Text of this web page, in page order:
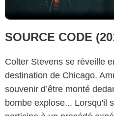
SOURCE CODE
Colter Stevens se réveille
destination de Chicago.
souvenir d’être monté
bombe explose... Lorsqu'il